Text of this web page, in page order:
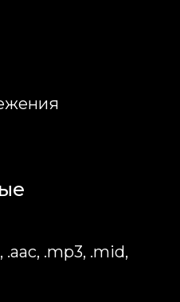
.aac, .mp3, .mid,